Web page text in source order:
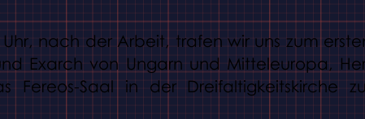
nach der Arbeit, trafen wir uns zum
Exarch von Ungarn und Mitteleuropa,
Fereos-Saal in der Dreifaltigkeitskirche